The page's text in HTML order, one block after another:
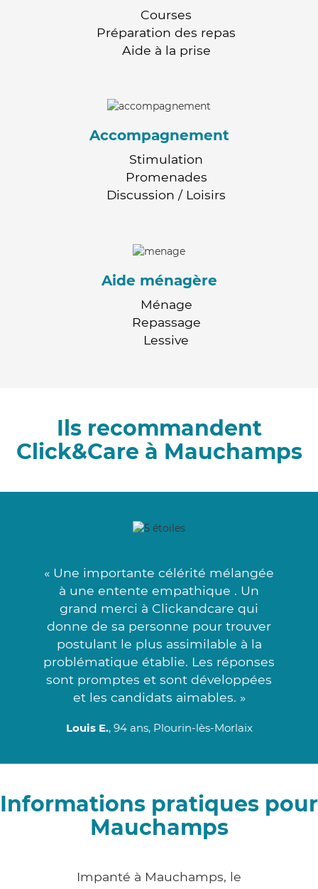
Courses
Préparation des repas
Aide à la prise
Accompagnement
Stimulation
Promenades
Discussion / Loisirs
Aide ménagère
Ménage
Repassage
Lessive
Ils recommandent
Click&Care à Mauchamps
« Une importante célérité mélangée
à une entente empathique . Un
grand merci à Clickandcare qui
donne de sa personne pour trouver
postulant le plus assimilable à la
problématique établie. Les réponses
sont promptes et sont développées
et les candidats aimables. »
Louis E., 94 ans, Plourin-lès-Morlaix
Informations pratiques pour
Mauchamps
Impanté à Mauchamps, le